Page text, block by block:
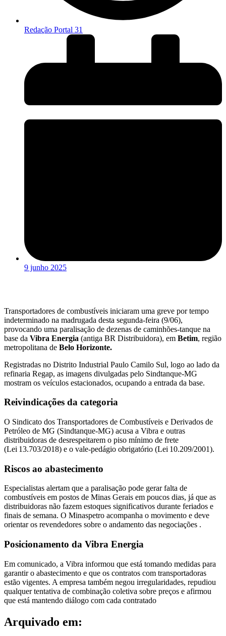
Redação Portal 31
9 junho 2025
Transportadores de combustíveis iniciaram uma greve por tempo
indeterminado na madrugada desta segunda-feira (9/06),
provocando uma paralisação de dezenas de caminhões-tanque na
base da Vibra Energia (antiga BR Distribuidora), em Betim, região
metropolitana de Belo Horizonte.
Registradas no Distrito Industrial Paulo Camilo Sul, logo ao lado da
refinaria Regap, as imagens divulgadas pelo Sindtanque-MG
mostram os veículos estacionados, ocupando a entrada da base.
Reivindicações da categoria
O Sindicato dos Transportadores de Combustíveis e Derivados de
Petróleo de MG (Sindtanque-MG) acusa a Vibra e outras
distribuidoras de desrespeitarem o piso mínimo de frete
(Lei 13.703/2018) e o vale-pedágio obrigatório (Lei 10.209/2001).
Riscos ao abastecimento
Especialistas alertam que a paralisação pode gerar falta de
combustíveis em postos de Minas Gerais em poucos dias, já que as
distribuidoras não fazem estoques significativos durante feriados e
finais de semana. O Minaspetro acompanha o movimento e deve
orientar os revendedores sobre o andamento das negociações .
Posicionamento da Vibra Energia
Em comunicado, a Vibra informou que está tomando medidas para
garantir o abastecimento e que os contratos com transportadoras
estão vigentes. A empresa também negou irregularidades, repudiou
qualquer tentativa de combinação coletiva sobre preços e afirmou
que está mantendo diálogo com cada contratado
Arquivado em: